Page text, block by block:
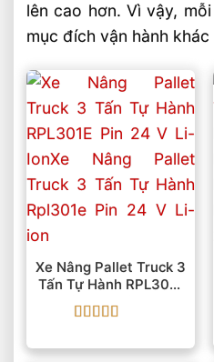
lên cao hơn. Vì vậy,
mục đích vận hành khác
Xe Nâng Pallet Truck 3
Tấn Tự Hành RPL301E
Pin 24 V Li-Ion
hạng55 sao